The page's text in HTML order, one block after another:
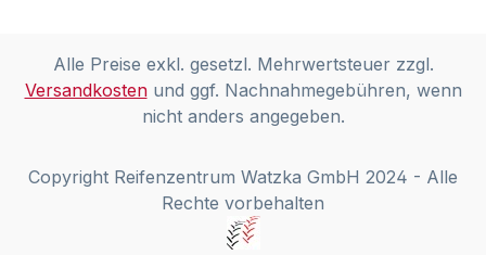
Alle Preise exkl. gesetzl. Mehrwertsteuer zzgl.
Versandkostenund ggf. Nachnahmegebühren, wenn
nicht anders angegeben.
Copyright Reifenzentrum Watzka GmbH 2024 - Alle
Rechte vorbehalten